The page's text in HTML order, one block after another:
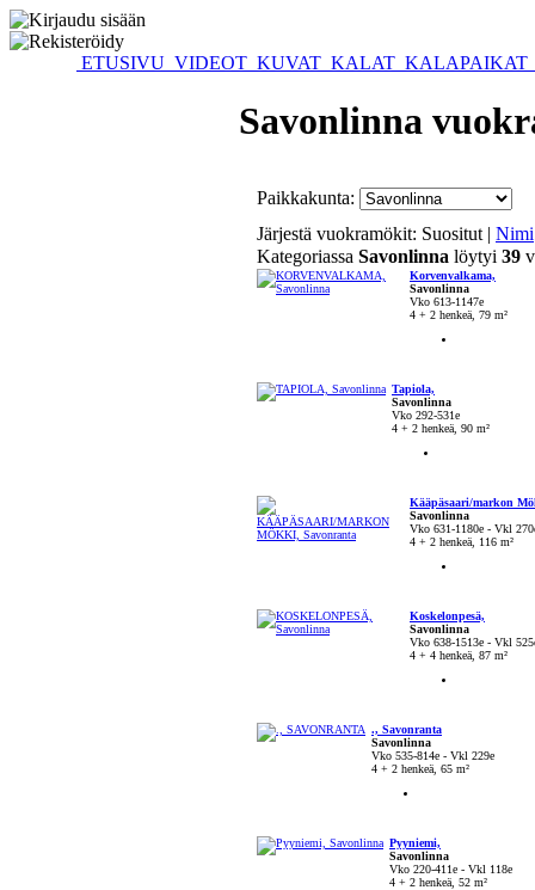
ETUSIVU VIDEOT KUVAT KALAT KALAPAIKAT
Savonlinna
Paikkakunta:
Järjestä vuokramökit: Suositut | Nimi
Kategoriassa Savonlinna löytyi 39
Korvenvalkama,
Savonlinna
Vko 613-1147e
4 + 2 henkeä, 79 m²
Tapiola,
Savonlinna
Vko 292-531e
4 + 2 henkeä, 90 m²
Kääpäsaari/markon
Savonlinna
Vko 631-1180e - Vkl
4 + 2 henkeä, 116 m²
Koskelonpesä,
Savonlinna
Vko 638-1513e - Vkl
4 + 4 henkeä, 87 m²
., Savonranta
Savonlinna
Vko 535-814e - Vkl 229e
4 + 2 henkeä, 65 m²
Pyyniemi,
Savonlinna
Vko 220-411e - Vkl 118e
4 + 2 henkeä, 52 m²